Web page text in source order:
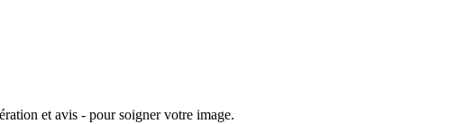
et avis - pour soigner votre image.